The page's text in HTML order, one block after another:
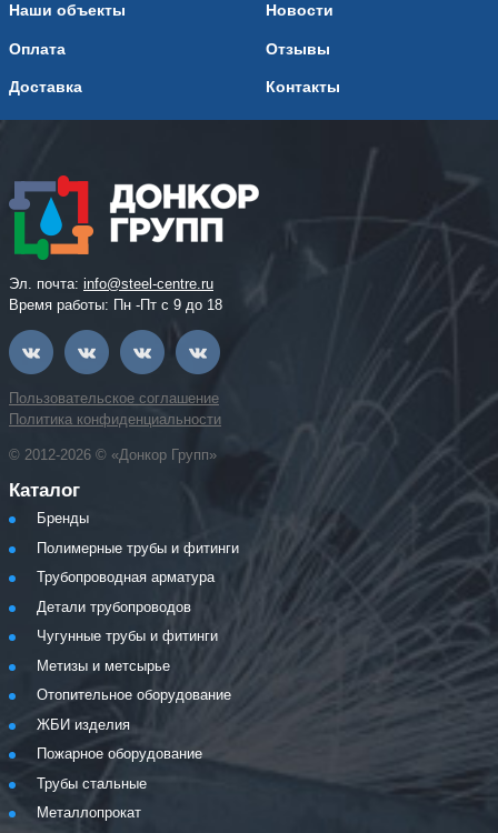
Наши объекты
Оплата
Доставка
Новости
Отзывы
Контакты
Эл. почта: info@steel-centre.ru
Время работы: Пн -Пт с 9 до 18
Пользовательское соглашение
Политика конфиденциальности
© 2012-2026 © «Донкор Групп»
Каталог
Бренды
Полимерные трубы и фитинги
Трубопроводная арматура
Детали трубопроводов
Чугунные трубы и фитинги
Метизы и метсырье
Отопительное оборудование
ЖБИ изделия
Пожарное оборудование
Трубы стальные
Металлопрокат